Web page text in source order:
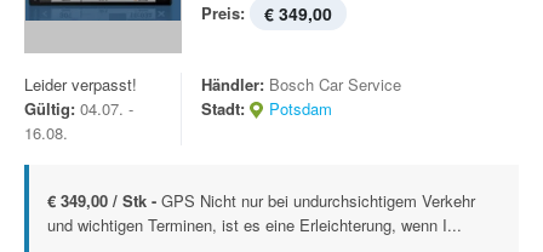
Preis: € 349,00
Leider verpasst!
Gültig: 04.07. -
16.08.
Händler: Bosch Car Service
Stadt:
Potsdam
€ 349,00 / Stk - GPS Nicht nur bei undurchsichtigem Verkehr
und wichtigen Terminen, ist es eine Erleichterung, wenn I...